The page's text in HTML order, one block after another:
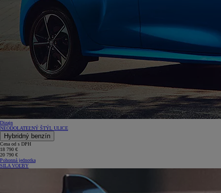
Dizajn
NEODOLATEĽNÝ ŠTÝL ULICE
Hybridný benzín
Cena od s DPH
18 790 €
20 790 €
Pohonná jednotka
SILA VOĽBY